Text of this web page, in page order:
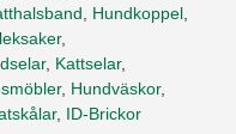
, Hundkoppel,
,
, Kattselar,
, Hundväskor,
, ID-Brickor